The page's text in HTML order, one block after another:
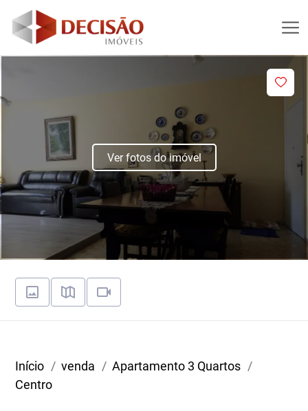
Ver fotos do imóvel
Início venda
Apartamento 3 Quartos
Centro